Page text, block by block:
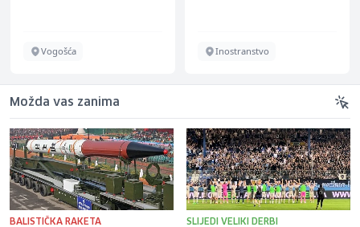
Vogošća Inostranstvo
Možda vas zanima
BALISTIČKA RAKETA SLIJEDI VELIKI DERBI